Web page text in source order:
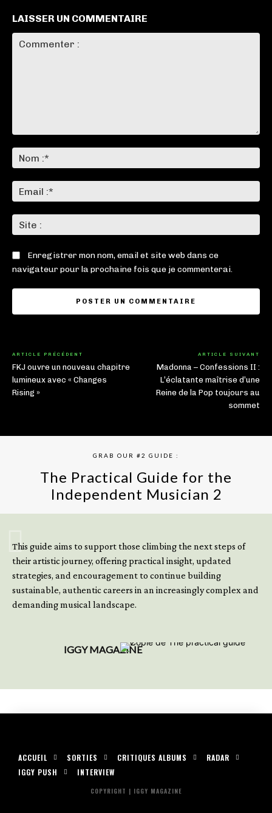
LAISSER UN COMMENTAIRE
:*
:*
:
Enregistrer mon nom, email et site web dans ce
navigateur pour la prochaine fois que je commenterai.
ARTICLE PRÉCÉDENT
FKJ ouvre un nouveau chapitre
lumineux avec « Changes
Rising »
ARTICLE SUIVANT
Madonna – Confessions II :
L’éclatante maîtrise d’une
Reine de la Pop toujours au
sommet
GRAB OUR #2 GUIDE :
The Practical Guide for the
Independent Musician 2
This guide aims to support those climbing the next steps of
their artistic journey, offering practical insight, updated
strategies, and encouragement to continue building
sustainable, authentic careers in an increasingly complex and
demanding musical landscape.
IGGY MAGAZINE
ACCUEIL SORTIES CRITIQUES ALBUMS
RADAR
IGGY PUSH
INTERVIEW
COPYRIGHT | IGGY MAGAZINE